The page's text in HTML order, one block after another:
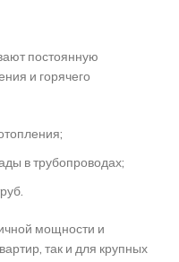
постоянную
и горячего
в трубопроводах;
мощности и
так и для крупных